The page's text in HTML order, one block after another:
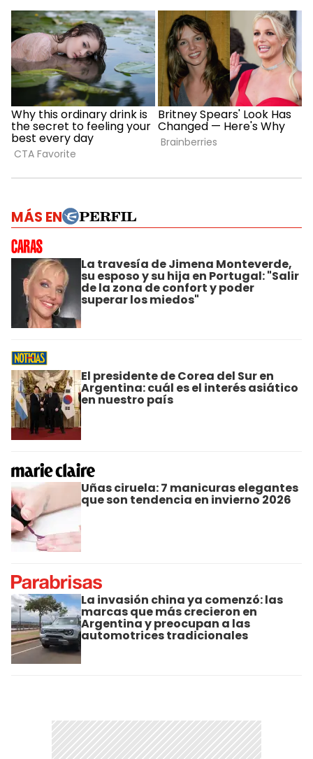
MÁS EN
La travesía de Jimena Monteverde,
su esposo y su hija en Portugal: "Salir
de la zona de confort y poder
superar los miedos"
El presidente de Corea del Sur en
Argentina: cuál es el interés asiático
en nuestro país
Uñas ciruela: 7 manicuras elegantes
que son tendencia en invierno 2026
La invasión china ya comenzó: las
marcas que más crecieron en
Argentina y preocupan a las
automotrices tradicionales